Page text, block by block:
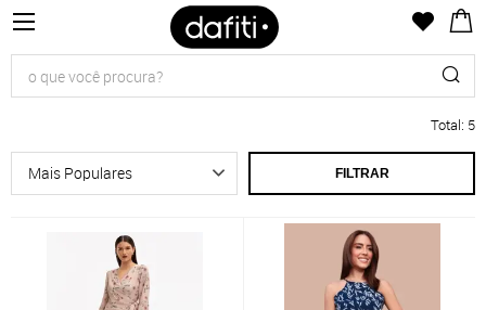
Total: 5
FILTRAR